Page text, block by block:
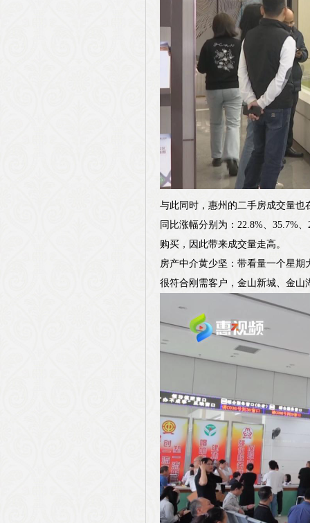
与此同时，惠州的二手房成交量也
同比涨幅分别为：22.8%、35.7%
购买，因此带来成交量走高。
房产中介黄少坚：带看量一个星
很符合刚需客户，金山新城、金